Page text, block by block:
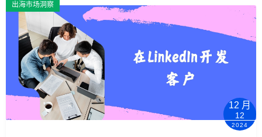
出海市场洞察
12 月
12
2024